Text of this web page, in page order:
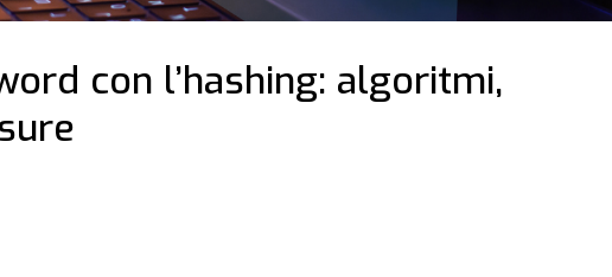
con l’hashing: algoritmi,